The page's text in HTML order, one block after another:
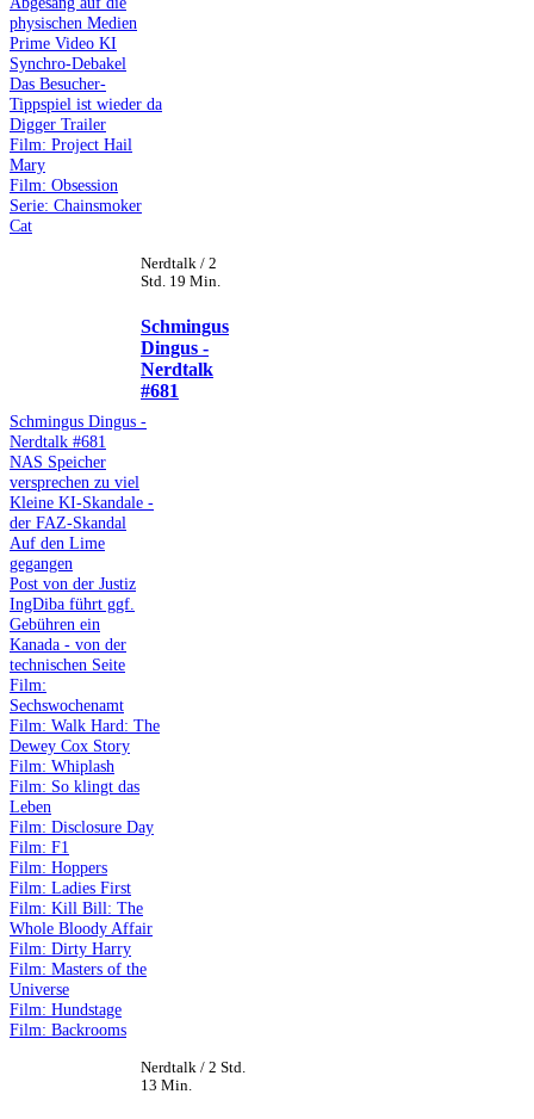
physischen Medien
Prime Video KI
Synchro-Debakel
Das Besucher-
Tippspiel ist wieder da
Digger Trailer
Film: Project Hail
Mary
Film: Obsession
Serie: Chainsmoker
Cat
Nerdtalk / 2
Std. 19 Min.
Schmingus
Dingus -
Nerdtalk
#681
Schmingus Dingus -
Nerdtalk #681
NAS Speicher
versprechen zu viel
Kleine KI-Skandale -
der FAZ-Skandal
Auf den Lime
gegangen
Post von der Justiz
IngDiba führt ggf.
Gebühren ein
Kanada - von der
technischen Seite
Film:
Sechswochenamt
Film: Walk Hard: The
Dewey Cox Story
Film: Whiplash
Film: So klingt das
Leben
Film: Disclosure Day
Film: F1
Film: Hoppers
Film: Ladies First
Film: Kill Bill: The
Whole Bloody Affair
Film: Dirty Harry
Film: Masters of the
Universe
Film: Hundstage
Film: Backrooms
Nerdtalk / 2 Std.
13 Min.